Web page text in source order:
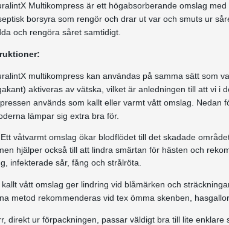
Multikompress är ett högabsorberande omslag
borsyra som rengör och drar ut var och smuts ur
och rengöra såret samtidigt.
multikompress kan användas på samma sätt som
aktiveras av vätska, vilket är anledningen till att vi i
används som kallt eller varmt vått omslag. Nedan
lämpar sig extra bra för.
våtvarmt omslag ökar blodflödet till det skadade
hjälper också till att lindra smärtan för hästen och
infekterade sår, fång och strålröta.
kallt vått omslag ger lindring vid blåmärken och
metod rekommenderas vid tex ömma skenben,
direkt ur förpackningen, passar väldigt bra till lite